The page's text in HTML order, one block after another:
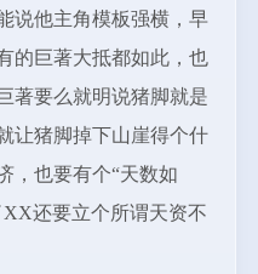
说他主角模板强横，早
的巨著大抵都如此，也
著要么就明说猪脚就是
让猪脚掉下山崖得个什
，也要有个“天数如
还要立个所谓天资不